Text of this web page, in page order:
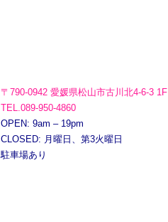
〒790-0942 愛媛県松山市古川北4-6-3 1F
TEL.089-950-4860
OPEN: 9am – 19pm
CLOSED: 月曜日、第3火曜日
駐車場あり